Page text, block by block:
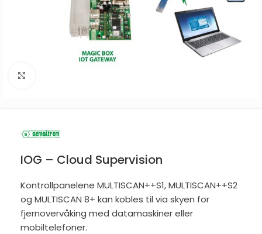
IOG – Cloud Supervision
Kontrollpanelene MULTISCAN++S1, MULTISCAN++S2
og MULTISCAN 8+ kan kobles til via skyen for
fjernovervåking med datamaskiner eller
mobiltelefoner.